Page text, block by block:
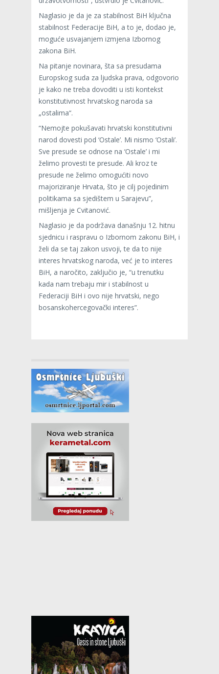
Naglasio je da je za stabilnost BiH ključna
stabilnost Federacije BiH, a to je, dodao je,
moguće usvajanjem izmjena Izbornog
zakona BiH.
Na pitanje novinara, šta sa presudama
Europskog suda za ljudska prava, odgovorio
je kako ne treba dovoditi u isti kontekst
konstitutivnost hrvatskog naroda sa
„ostalima“.
“Nemojte pokušavati hrvatski konstitutivni
narod dovesti pod ‘Ostale’. Mi nismo ‘Ostali’.
Sve presude se odnose na ‘Ostale’ i mi
želimo provesti te presude. Ali kroz te
presude ne želimo omogućiti novo
majoriziranje Hrvata, što je cilj pojedinim
politikama sa sjedištem u Sarajevu”,
mišljenja je Cvitanović.
Naglasio je da podržava današnju 12. hitnu
sjednicu i raspravu o Izbornom zakonu BiH, i
želi da se taj zakon usvoji, te da to nije
interes hrvatskog naroda, već je to interes
BiH, a naročito, zaključio je, “u trenutku
kada nam trebaju mir i stabilnost u
Federaciji BiH i ovo nije hrvatski, nego
bosanskohercegovački interes”.